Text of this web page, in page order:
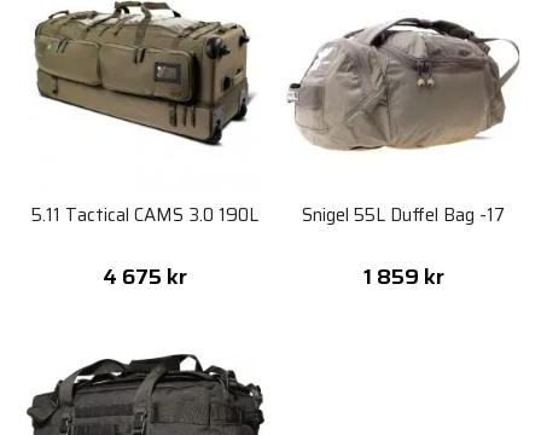
5.11 Tactical CAMS 3.0 190L
4 675 kr
Snigel 55L Duffel Bag -17
1 859 kr